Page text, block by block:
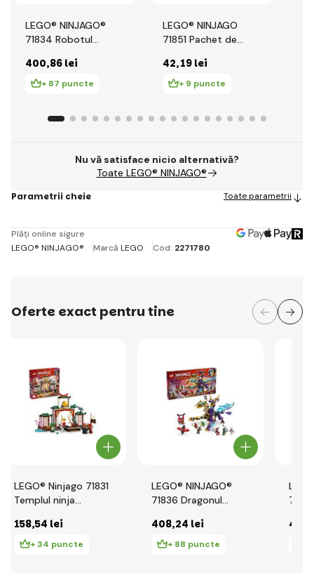
LEGO® NINJAGO®
71834 Robotul
Zane
400,86 lei
+ 87 puncte
LEGO® NINJAGO
71851 Pachet de
costum de dragon
42,19 lei
+ 9 puncte
Nu vă satisface nicio alternativă?
Toate LEGO® NINJAGO®
Parametrii cheie Toate parametrii
Plăți online sigure
LEGO® NINJAGO®
Marcă LEGO Cod: 2271780
Oferte exact pentru tine
LEGO® Ninjago 71831
Templul ninja
158,54 lei
+ 34 puncte
LEGO® NINJAGO®
71836 Dragonul
408,24 lei
+ 88 puncte
499